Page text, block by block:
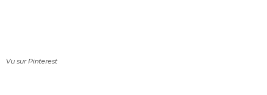
Vu sur Pinterest